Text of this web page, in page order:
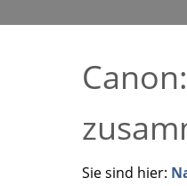
Sie sind hier: